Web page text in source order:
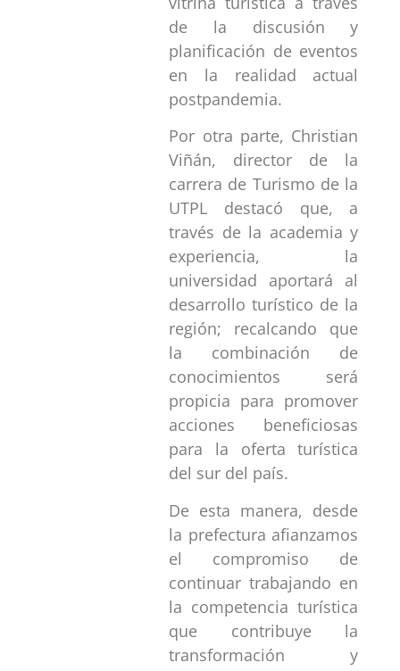
de la discusión y
planificación de eventos
en la realidad actual
postpandemia.
Por otra parte, Christian
Viñán, director de la
carrera de Turismo de la
UTPL destacó que, a
través de la academia y
experiencia, la
universidad aportará al
desarrollo turístico de la
región; recalcando que
la combinación de
conocimientos será
propicia para promover
acciones beneficiosas
para la oferta turística
del sur del país.
De esta manera, desde
la prefectura afianzamos
el compromiso de
continuar trabajando en
la competencia turística
que contribuye la
transformación y